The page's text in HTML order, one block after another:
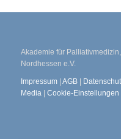
Akademie für
Nordhessen e.V.
Impressum| AGB
Media| Cookie-Einstellungen